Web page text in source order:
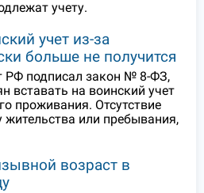
учету.
учет из-за
больше не получится
РФ подписал закон № 8-ФЗ,
вставать на воинский учет
проживания. Отсутствие
жительства или пребывания,
возраст в